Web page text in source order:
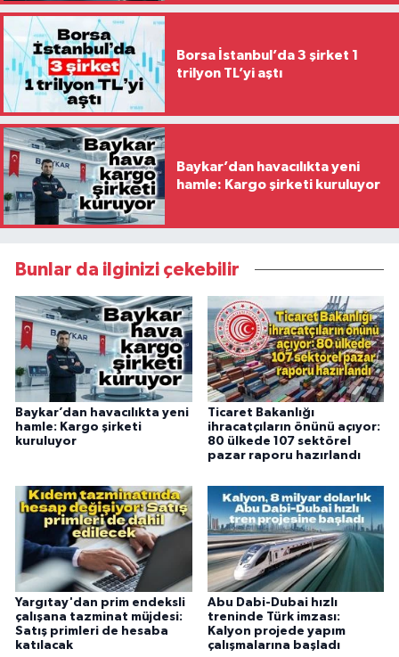
Borsa İstanbul’da 3 şirket 1
trilyon TL’yi aştı
Baykar’dan havacılıkta yeni
hamle: Kargo şirketi kuruluyor
Bunlar da ilginizi çekebilir
Baykar’dan havacılıkta yeni
hamle: Kargo şirketi
kuruluyor
Ticaret Bakanlığı
ihracatçıların önünü açıyor:
80 ülkede 107 sektörel
pazar raporu hazırlandı
Yargıtay'dan prim endeksli
çalışana tazminat müjdesi:
Satış primleri de hesaba
katılacak
Abu Dabi-Dubai hızlı
treninde Türk imzası:
Kalyon projede yapım
çalışmalarına başladı